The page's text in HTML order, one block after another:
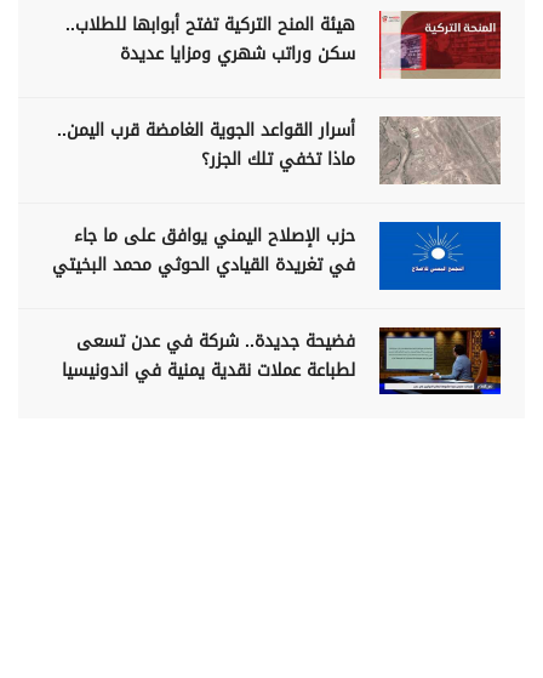
هيئة المنح التركية تفتح أبوابها للطلاب..
سكن وراتب شهري ومزايا عديدة
أسرار القواعد الجوية الغامضة قرب اليمن..
ماذا تخفي تلك الجزر؟
حزب الإصلاح اليمني يوافق على ما جاء
في تغريدة القيادي الحوثي محمد البخيتي
فضيحة جديدة.. شركة في عدن تسعى
لطباعة عملات نقدية يمنية في اندونيسيا